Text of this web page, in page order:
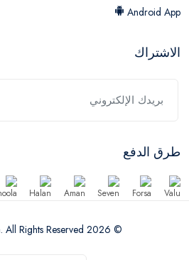
Android App
الاشتراك
طرق الدفع
© 2026 Kza Meeza. All Rights Reserved